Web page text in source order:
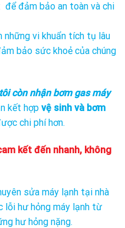
đảm bảo an toàn và chi
những vi khuẩn tích tụ lâu
bảo sức khoẻ của chúng
còn nhận bơm gas máy
kết hợp vệ sinh và bơm
chi phí hơn.
kết đến nhanh, không
sửa máy lạnh tại nhà
lỗi hư hỏng máy lạnh từ
hư hỏng nặng.